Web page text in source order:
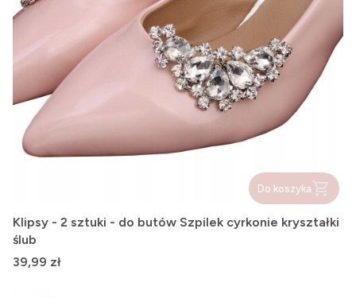
Do koszyka
Klipsy - 2 sztuki - do butów Szpilek cyrkonie kryształki
ślub
Cena
39,99 zł